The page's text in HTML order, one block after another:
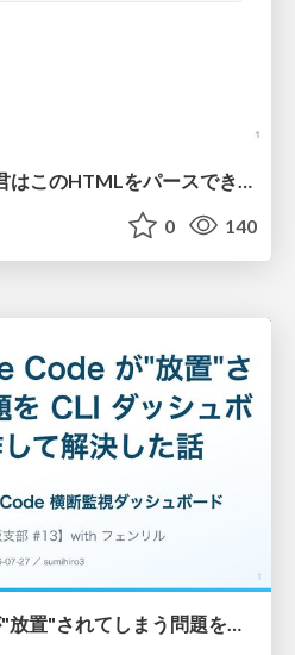
0 140
複数の Claude Code が"放置"されてしまう問題をCLI ダッシュボードを自作して解決した話